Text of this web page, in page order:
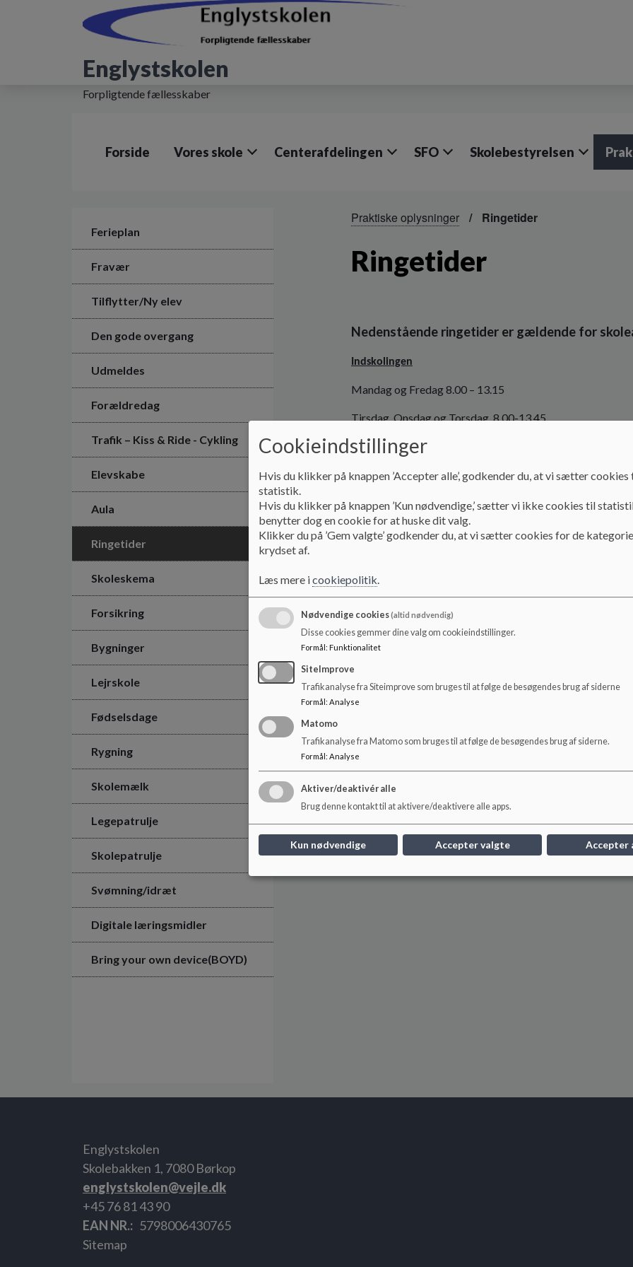
Englystskolen
Forpligtende fællesskaber
Forside Vores skole Centerafdelingen SFO Skolebestyrelsen
Ferieplan
Fravær
Tilflytter/Ny elev
Den gode overgang
Udmeldes
Forældredag
Trafik – Kiss & Ride - Cykling
Elevskabe
Aula
Ringetider
Skoleskema
Forsikring
Bygninger
Lejrskole
Fødselsdage
Rygning
Skolemælk
Legepatrulje
Skolepatrulje
Svømning/idræt
Digitale læringsmidler
Bring your own device(BOYD)
Praktiske oplysninger Ringetider
Ringetider
Nedenstående ringetider er gældende for
Indskolingen
Mandag og Fredag 8.00 – 13.15
Tirsdag, Onsdag og Torsdag 8.00-13.45
Mellemtrinnet
Mandag, Tirsdag, Torsdag og Fredag 8.00-13.30
Onsdag 8.00-14.30
Udskolingen
Alle elever møder ind til kl. 8.00 og har fri enten kl.
skemauge og årgang.
Elever og forældre orienterer sig i Aula.
Vedhæftet er oversigt over skemauge 1 og 2 i skoleåret 2024/25
Oversigter over skemauge 1 og 2 i skoleåret 2024/25
Englystskolen
Skolebakken 1, 7080 Børkop
englystskolen@vejle.dk
+45 76 81 43 90
EAN NR.
5798006430765
Sitemap
Cookieindstillinger
Hvis du klikker på knappen ’Accepter alle’, godkender du, at vi sætter
statistik.
Hvis du klikker på knappen ’Kun nødvendige,’ sætter vi ikke cookies til
benytter dog en cookie for at huske dit valg.
Klikker du på ’Gem valgte’ godkender du, at vi sætter cookies for de
krydset af.
Læs mere icookiepolitik.
Nødvendige cookies(altid nødvendig)
Disse cookies gemmer dine valg om cookieindstillinger.
Formål : Funktionalitet
SiteImprove
Trafikanalyse fra Siteimprove som bruges til at følge de besøgendes brug af siderne
Formål : Analyse
Matomo
Trafikanalyse fra Matomo som bruges til at følge de besøgendes brug af siderne.
Formål: Analyse
Aktiver/deaktivér alle
Brug denne kontakt til at aktivere/deaktivere alle apps.
Kun nødvendige Accepter valgte Accepter